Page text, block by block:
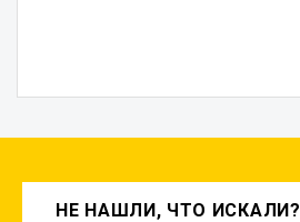
НЕ НАШЛИ, ЧТО ИСКАЛИ?